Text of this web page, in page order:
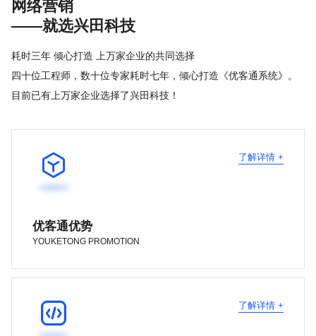
网络营销
——就选兴田科技
耗时三年 倾心打造 上万家企业的共同选择
四十位工程师，数十位专家耗时七年，倾心打造《优客通系统》。
目前已有上万家企业选择了兴田科技！

优客通优势
YOUKETONG PROMOTION
了解详情 +
 了解详情 +